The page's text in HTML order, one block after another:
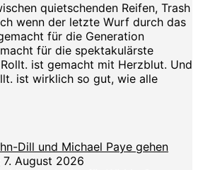
quietschenden Reifen, Trash
wenn der letzte Wurf durch das
für die Generation
für die spektakulärste
ist gemacht mit Herzblut. Und
ist wirklich so gut, wie alle
Dill und Michael Paye gehen
7. August 2026